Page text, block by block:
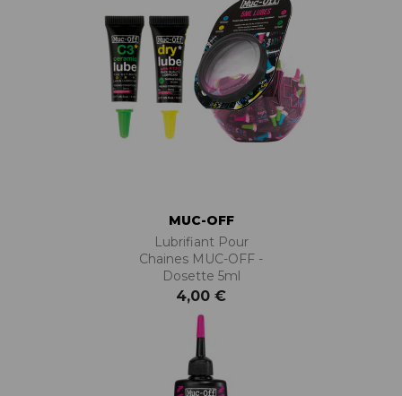
MUC-OFF
Lubrifiant Pour
Chaines MUC-OFF -
Dosette 5ml
4,00 €